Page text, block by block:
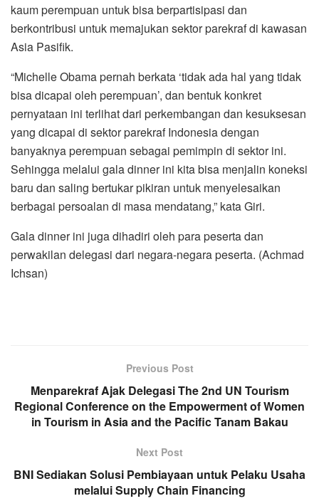
kaum perempuan untuk bisa berpartisipasi dan
berkontribusi untuk memajukan sektor parekraf di kawasan
Asia Pasifik.
“Michelle Obama pernah berkata ‘tidak ada hal yang tidak
bisa dicapai oleh perempuan’, dan bentuk konkret
pernyataan ini terlihat dari perkembangan dan kesuksesan
yang dicapai di sektor parekraf Indonesia dengan
banyaknya perempuan sebagai pemimpin di sektor ini.
Sehingga melalui gala dinner ini kita bisa menjalin koneksi
baru dan saling bertukar pikiran untuk menyelesaikan
berbagai persoalan di masa mendatang,” kata Giri.
Gala dinner ini juga dihadiri oleh para peserta dan
perwakilan delegasi dari negara-negara peserta. (Achmad
Ichsan)
Previous Post
Menparekraf Ajak Delegasi The 2nd UN Tourism
Regional Conference on the Empowerment of Women
in Tourism in Asia and the Pacific Tanam Bakau
Next Post
BNI Sediakan Solusi Pembiayaan untuk Pelaku Usaha
melalui Supply Chain Financing